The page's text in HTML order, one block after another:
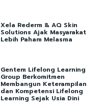
Xela Rederm & AQ Skin
Solutions Ajak Masyarakat
Lebih Paham Melasma
Gentem Lifelong Learning
Group Berkomitmen
Membangun Keterampilan
dan Kompetensi Lifelong
Learning Sejak Usia Dini